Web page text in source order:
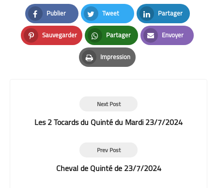
Publier
Facebook
Tweet
Twitter
Partager
LinkedIn
Sauvegarder
Pinterest
Partager
Whatsapp
Envoyer
Email
Impression
Print
Next Post
Les 2 Tocards du Quinté du Mardi 23/7/2024
Prev Post
Cheval de Quinté de 23/7/2024